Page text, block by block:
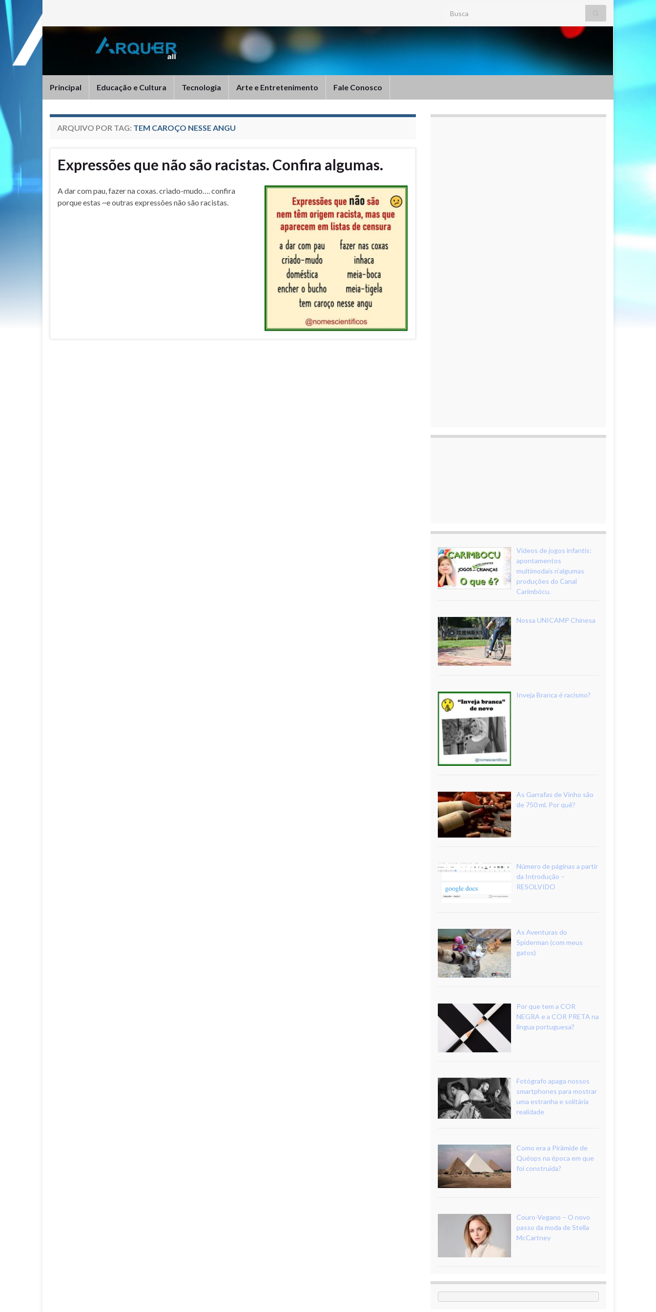
Search for:
Principal Educação e Cultura Tecnologia Arte e Entretenimento Fale Conosco
ARQUIVO POR TAG: TEM CAROÇO NESSE ANGU
Expressões que não são racistas. Confira algumas.
A dar com pau, fazer na coxas. criado-mudo…. confira
porque estas ~e outras expressões não são racistas.
Vídeos de jogos infantis:
apontamentos
multimodais n’algumas
produções do Canal
Carimbócu.
Nossa UNICAMP Chinesa
Inveja Branca é racismo?
As Garrafas de Vinho são
de 750 ml. Por quê?
Número de páginas a partir
da Introdução –
RESOLVIDO
As Aventuras do
Spiderman (com meus
gatos)
Por que tem a COR
NEGRA e a COR PRETA na
língua portuguesa?
Fotógrafo apaga nossos
smartphones para mostrar
uma estranha e solitária
realidade
Como era a Pirâmide de
Quéops na época em que
foi construída?
Couro-Vegano – O novo
passo da moda de Stella
McCartney